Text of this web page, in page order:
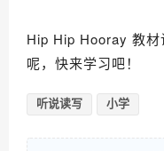
Hip Hip Hooray 教材
呢，快来学习吧！
听说读写 小学